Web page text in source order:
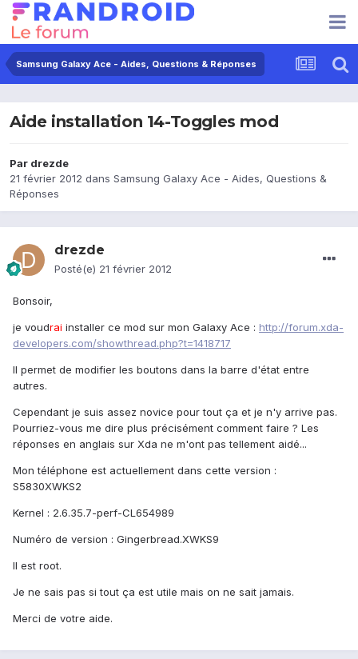
Samsung Galaxy Ace - Aides, Questions & Réponses
Aide installation 14-Toggles mod
Par drezde
21 février 2012 dans Samsung Galaxy Ace - Aides, Questions &
Réponses
drezde
Posté(e) 21 février 2012
Bonsoir,
je voudrai installer ce mod sur mon Galaxy Ace : http://forum.xda-
developers.com/showthread.php?t=1418717
Il permet de modifier les boutons dans la barre d'état entre
autres.
Cependant je suis assez novice pour tout ça et je n'y arrive pas.
Pourriez-vous me dire plus précisément comment faire ? Les
réponses en anglais sur Xda ne m'ont pas tellement aidé...
Mon téléphone est actuellement dans cette version :
S5830XWKS2
Kernel : 2.6.35.7-perf-CL654989
Numéro de version : Gingerbread.XWKS9
Il est root.
Je ne sais pas si tout ça est utile mais on ne sait jamais.
Merci de votre aide.